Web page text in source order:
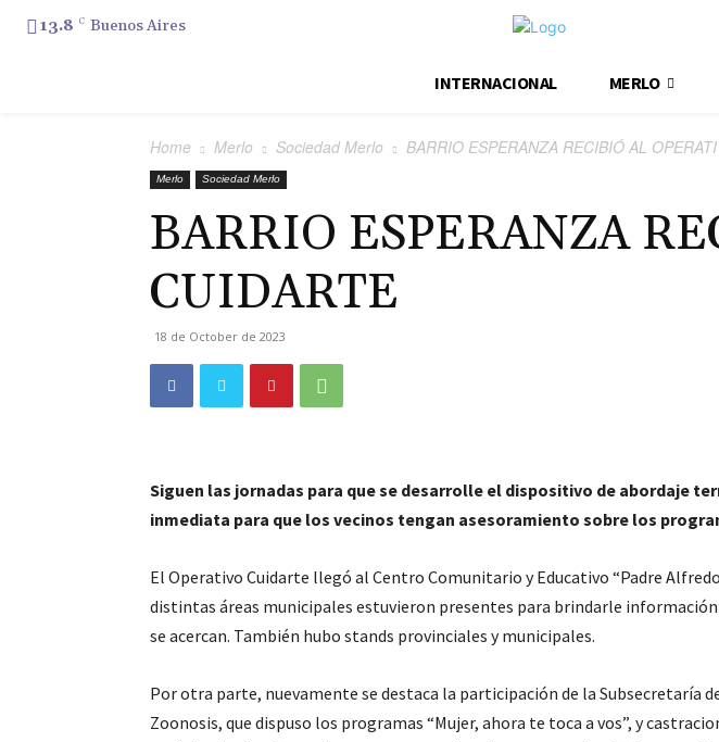
13.8 C Buenos Aires
INTERNACIONAL MERLO
Home Merlo Sociedad Merlo BARRIO ESPERANZA RECIBIÓ AL
Merlo Sociedad Merlo
BARRIO ESPERANZA
CUIDARTE
18 de October de 2023
Siguen las jornadas para que se desarrolle el dispositivo de abordaje
inmediata para que los vecinos tengan asesoramiento sobre los
El Operativo Cuidarte llegó al Centro Comunitario y Educativo “Padre
distintas áreas municipales estuvieron presentes para brindarle información
se acercan. También hubo stands provinciales y municipales.
Por otra parte, nuevamente se destaca la participación de la Subsecretaría
Zoonosis, que dispuso los programas “Mujer, ahora te toca a vos”, y